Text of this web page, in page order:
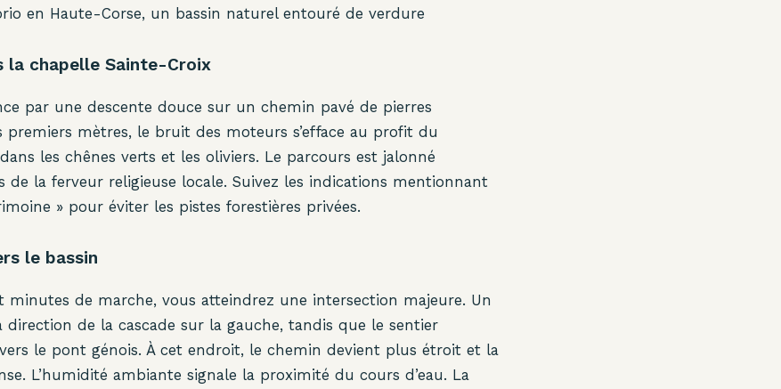
en Haute-Corse, un bassin naturel entouré de verdure
la chapelle Sainte-Croix
par une descente douce sur un chemin pavé de pierres
premiers mètres, le bruit des moteurs s’efface au profit du
les chênes verts et les oliviers. Le parcours est jalonné
de la ferveur religieuse locale. Suivez les indications mentionnant
» pour éviter les pistes forestières privées.
le bassin
minutes de marche, vous atteindrez une intersection majeure. Un
direction de la cascade sur la gauche, tandis que le sentier
le pont génois. À cet endroit, le chemin devient plus étroit et la
L’humidité ambiante signale la proximité du cours d’eau. La